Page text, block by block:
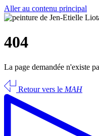
Aller au contenu principal
404
La page demandée n'existe
Retour vers le MAH